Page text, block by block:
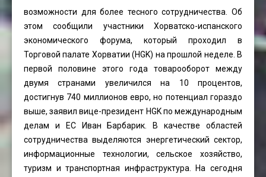
возможности для более тесного сотрудничества. Об
этом сообщили участники Хорватско-испанского
экономического форума, который проходил в
Торговой палате Хорватии (HGK) на прошлой неделе. В
первой половине этого года товарооборот между
двумя странами увеличился на 10 процентов,
достигнув 740 миллионов евро, но потенциал гораздо
выше, заявил вице-президент HGK по международным
делам и ЕС Иван Барбарик. В качестве областей
сотрудничества выделяются энергетический сектор,
информационные технологии, сельское хозяйство,
туризм и транспортная инфраструктура. На сегодня